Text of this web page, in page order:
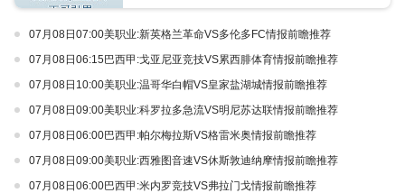
07月08日07:00美职业:新英格兰革命VS多伦多FC情报前瞻推荐
07月08日06:15巴西甲:戈亚尼亚竞技VS累西腓体育情报前瞻推荐
07月08日10:00美职业:温哥华白帽VS皇家盐湖城情报前瞻推荐
07月08日09:00美职业:科罗拉多急流VS明尼苏达联情报前瞻推荐
07月08日06:00巴西甲:帕尔梅拉斯VS格雷米奥情报前瞻推荐
07月08日09:00美职业:西雅图音速VS休斯敦迪纳摩情报前瞻推荐
07月08日06:00巴西甲:米内罗竞技VS弗拉门戈情报前瞻推荐